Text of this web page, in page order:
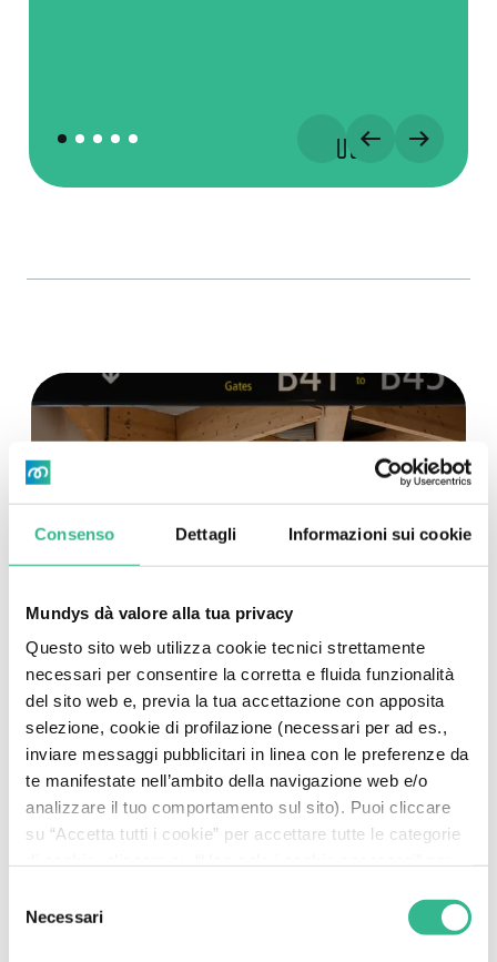
Consenso Dettagli Informazioni sui cookie
Mundys dà valore alla tua privacy
Questo sito web utilizza cookie tecnici strettamente
necessari per consentire la corretta e fluida funzionalità
del sito web e, previa la tua accettazione con apposita
selezione, cookie di profilazione (necessari per ad es.,
inviare messaggi pubblicitari in linea con le preferenze da
te manifestate nell’ambito della navigazione web e/o
analizzare il tuo comportamento sul sito). Puoi cliccare
su “Accetta tutti i cookie” per accettare tutte le categorie
su “Personalizza” per decidere quali cookie accettare.
delNecessari
ESPLORA MUNDYS
L’Aeroporto Nice Côte
d’Azur inaugura
l’estensione del
Terminal 2